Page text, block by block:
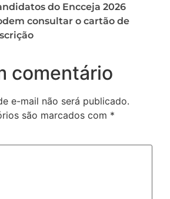
do Encceja 2026
consultar o cartão de
comentário
e-mail não será publicado.
são marcados com *